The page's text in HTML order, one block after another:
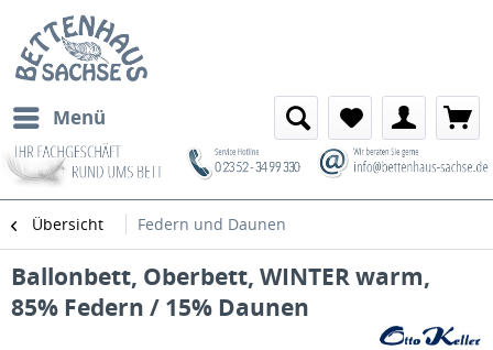
Menü
Übersicht Federn und Daunen
Ballonbett, Oberbett, WINTER warm,
85% Federn / 15% Daunen